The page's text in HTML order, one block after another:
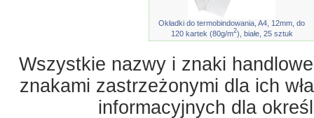
Okładki do termobindowania, A4, 12mm, do
120 kartek (80g/m2), białe, 25 sztuk
Wszystkie nazwy i znaki
znakami zastrzeżonymi dla ich
informacyjnych dla